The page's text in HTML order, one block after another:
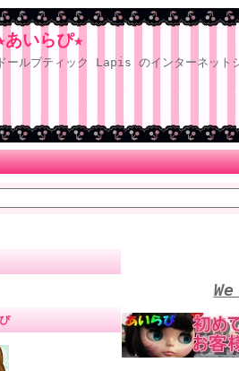
あいらぴ★
ドールブティック Lapis のインターネット